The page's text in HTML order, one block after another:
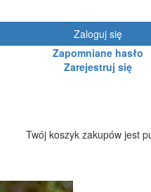
Zaloguj się
Zapomniane hasło
Zarejestruj się
Twój koszyk zakupów jest